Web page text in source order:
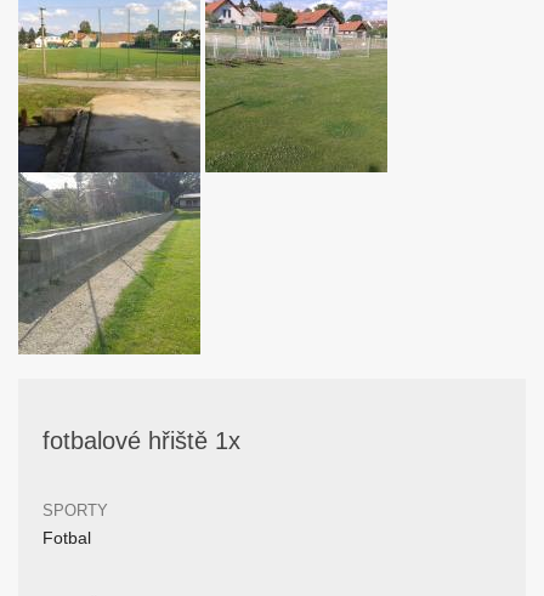
fotbalové hřiště 1x
SPORTY
Fotbal